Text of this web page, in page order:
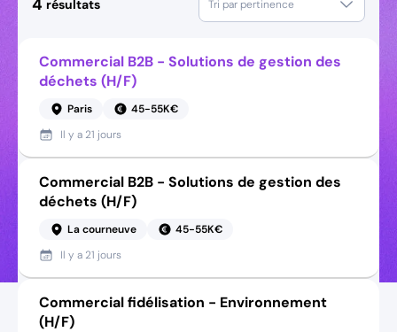
résultats Tri par pertinence
Commercial B2B - Solutions de gestion des
déchets (H/F)
Paris
45-55K€
Il y a 21 jours
Commercial B2B - Solutions de gestion des
déchets (H/F)
La courneuve
45-55K€
Il y a 21 jours
Commercial fidélisation - Environnement
(H/F)